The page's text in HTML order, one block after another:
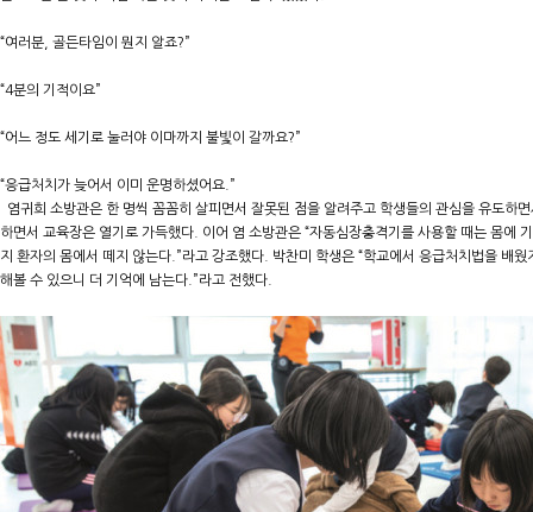
“여러분, 골든타임이 뭔지 알죠?”
“4분의 기적이요”
“어느 정도 세기로 눌러야 이마까지 불빛이 갈까요?”
“응급처치가 늦어서 이미 운명하셨어요.”
염귀희 소방관은 한 명씩 꼼꼼히 살피면서 잘못된 점을 알려주고 학생들의 관심을 유도하
하면서 교육장은 열기로 가득했다. 이어 염 소방관은 “자동심장충격기를 사용할 때는 몸에
지 환자의 몸에서 떼지 않는다.”라고 강조했다. 박찬미 학생은 “학교에서 응급처치법을 배
해볼 수 있으니 더 기억에 남는다.”라고 전했다.